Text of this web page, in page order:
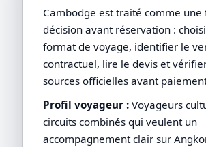
Cambodge est traité comme une
décision avant réservation :
format de voyage, identifier le
contractuel, lire le devis et
sources officielles avant
Profil voyageur : Voyageurs
circuits combinés qui veulent un
accompagnement clair sur